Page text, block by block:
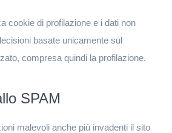
cookie di profilazione e i dati non
basate unicamente sul
compresa quindi la profilazione.
SPAM
malevoli anche più invadenti il sito